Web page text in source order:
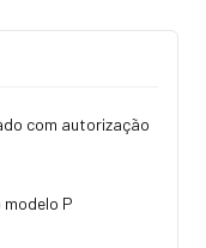
com autorização
P